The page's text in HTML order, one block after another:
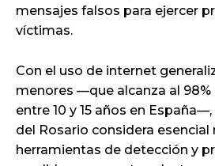
mensajes falsos para ejercer
víctimas.
Con el uso de internet
menores —que alcanza al 98%
entre 10 y 15 años en
del Rosario considera esencial
herramientas de detección y